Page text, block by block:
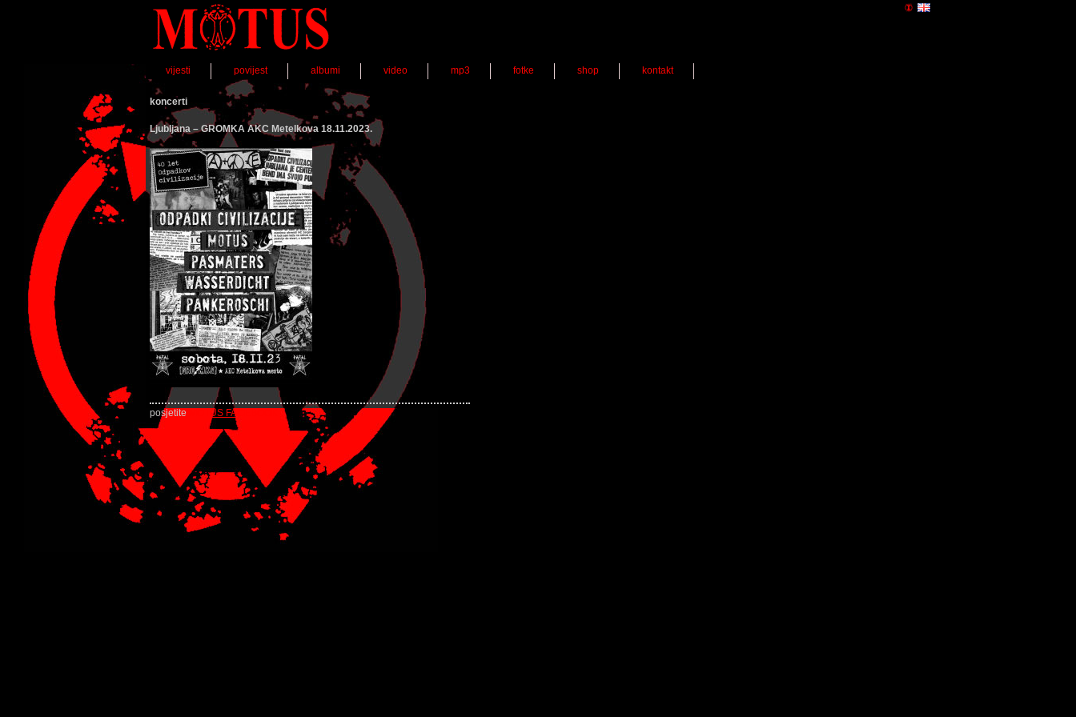
vijesti povijest albumi video mp3 fotke shop kontakt
koncerti
Ljubljana – GROMKA AKC Metelkova 18.11.2023.
posjetite MOTUS FACEBOOK